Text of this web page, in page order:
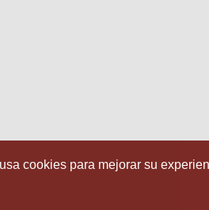
cookies para mejorar su